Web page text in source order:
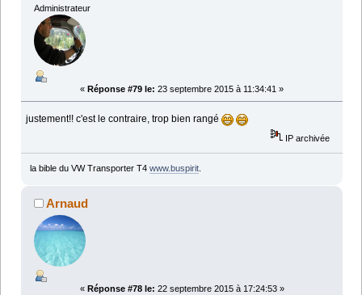
Administrateur
« Réponse #79 le: 23 septembre 2015 à 11:34:41 »
justement!! c'est le contraire, trop bien rangé
IP archivée
la bible du VW Transporter T4 www.buspirit.
Arnaud
« Réponse #78 le: 22 septembre 2015 à 17:24:53 »